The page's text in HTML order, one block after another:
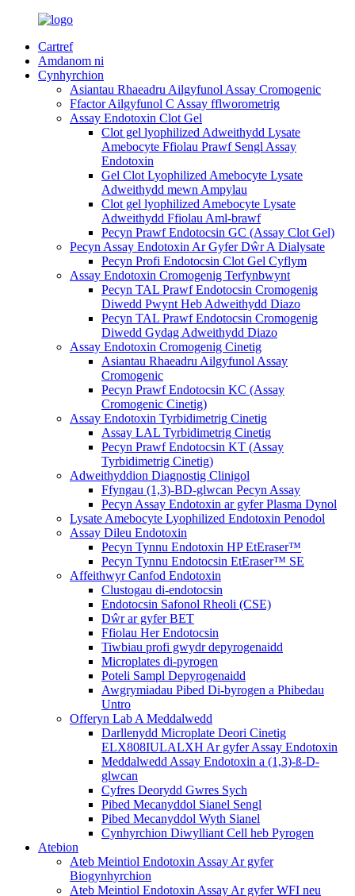
Cartref
Amdanom ni
Cynhyrchion
Asiantau Rhaeadru Ailgyfunol Assay Cromogenic
Ffactor Ailgyfunol C Assay fflworometrig
Assay Endotoxin Clot Gel
Clot gel lyophilized Adweithydd Lysate
Amebocyte Ffiolau Prawf Sengl Assay
Endotoxin
Gel Clot Lyophilized Amebocyte Lysate
Adweithydd mewn Ampylau
Clot gel lyophilized Amebocyte Lysate
Adweithydd Ffiolau Aml-brawf
Pecyn Prawf Endotocsin GC (Assay Clot Gel)
Pecyn Assay Endotoxin Ar Gyfer Dŵr A Dialysate
Pecyn Profi Endotocsin Clot Gel Cyflym
Assay Endotoxin Cromogenig Terfynbwynt
Pecyn TAL Prawf Endotocsin Cromogenig
Diwedd Pwynt Heb Adweithydd Diazo
Pecyn TAL Prawf Endotocsin Cromogenig
Diwedd Gydag Adweithydd Diazo
Assay Endotoxin Cromogenig Cinetig
Asiantau Rhaeadru Ailgyfunol Assay
Cromogenic
Pecyn Prawf Endotocsin KC (Assay
Cromogenic Cinetig)
Assay Endotoxin Tyrbidimetrig Cinetig
Assay LAL Tyrbidimetrig Cinetig
Pecyn Prawf Endotocsin KT (Assay
Tyrbidimetrig Cinetig)
Adweithyddion Diagnostig Clinigol
Ffyngau (1,3)-BD-glwcan Pecyn Assay
Pecyn Assay Endotoxin ar gyfer Plasma Dynol
Lysate Amebocyte Lyophilized Endotoxin Penodol
Assay Dileu Endotoxin
Pecyn Tynnu Endotoxin HP EtEraser™
Pecyn Tynnu Endotocsin EtEraser™ SE
Affeithwyr Canfod Endotoxin
Clustogau di-endotocsin
Endotocsin Safonol Rheoli (CSE)
Dŵr ar gyfer BET
Ffiolau Her Endotocsin
Tiwbiau profi gwydr depyrogenaidd
Microplates di-pyrogen
Poteli Sampl Depyrogenaidd
Awgrymiadau Pibed Di-byrogen a Phibedau
Untro
Offeryn Lab A Meddalwedd
Darllenydd Microplate Deori Cinetig
ELX808IULALXH Ar gyfer Assay Endotoxin
Meddalwedd Assay Endotoxin a (1,3)-ß-D-
glwcan
Cyfres Deorydd Gwres Sych
Pibed Mecanyddol Sianel Sengl
Pibed Mecanyddol Wyth Sianel
Cynhyrchion Diwylliant Cell heb Pyrogen
Atebion
Ateb Meintiol Endotoxin Assay Ar gyfer
Biogynhyrchion
Ateb Meintiol Endotoxin Assay Ar gyfer WFI neu